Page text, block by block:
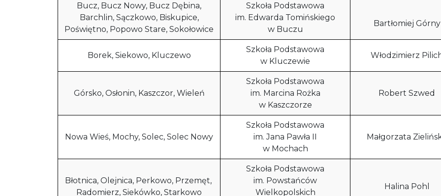
Bucz, Bucz Nowy, Bucz Dębina,
Barchlin, Sączkowo, Biskupice,
Poświętno, Popowo Stare, Sokołowice
Szkoła Podstawowa
im. Edwarda Tomińskiego
w Buczu
Bartłomiej Górny
Borek, Siekowo, Kluczewo
Szkoła Podstawowa
w Kluczewie
Włodzimierz
Górsko, Osłonin, Kaszczor, Wieleń
Szkoła Podstawowa
im. Marcina Rożka
w Kaszczorze
Robert Szwed
Nowa Wieś, Mochy, Solec, Solec Nowy
Szkoła Podstawowa
im. Jana Pawła II
w Mochach
Małgorzata
Błotnica, Olejnica, Perkowo, Przemęt,
Radomierz, Siekówko, Starkowo
Szkoła Podstawowa
im. Powstańców
Wielkopolskich
Halina Pohl